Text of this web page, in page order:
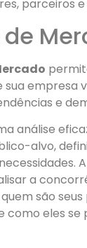
parceiros
sua empresa
e
análise
alvo,
a
são seus
como eles se